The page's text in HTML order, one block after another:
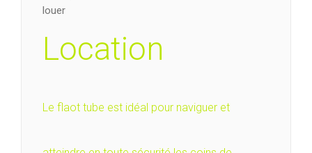
louer
Location
Le flaot tube est idéal pour naviguer et